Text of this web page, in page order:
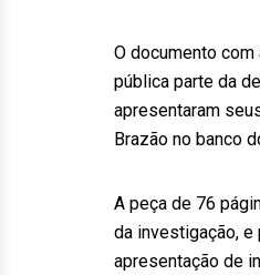
O documento
pública parte da
apresentaram
Brazão no banco
A peça de 76
da investigação, e
apresentação de